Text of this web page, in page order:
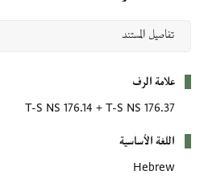
علامة الرف
T-S NS 176.37
+
T-S NS 176.14
اللغة الأساسية
Hebrew